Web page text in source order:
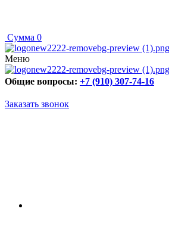
Сумма 0
Меню
Общие вопросы: +7 (910) 307-74-16
Заказать звонок